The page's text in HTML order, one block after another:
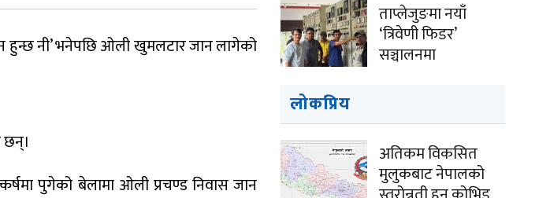
हुन्छ नी’ भनेपछि ओली खुमलटार जान लागेको
छन्।
पुगेको बेलामा ओली प्रचण्ड निवास जान
ताप्लेजुङमा नयाँ
‘त्रिवेणी फिडर’
सञ्चालनमा
लोकप्रिय
अतिकम विकसित
मुलुकबाट नेपालको